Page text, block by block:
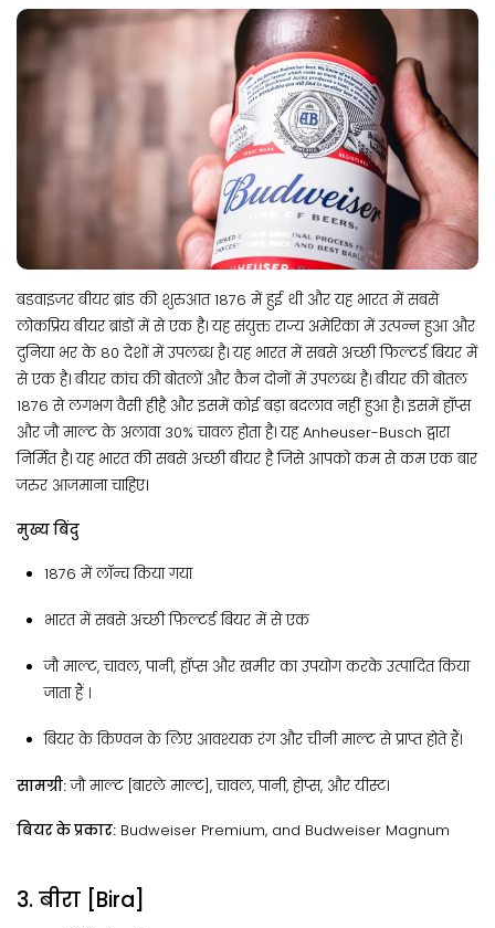
बडवाइजर बीयर ब्रांड की शुरुआत 1876 में हुई थी और यह भारत में सबसे
लोकप्रिय बीयर ब्रांडों में से एक है। यह संयुक्त राज्य अमेरिका में उत्पन्न हुआ और
दुनिया भर के 80 देशों में उपलब्ध है। यह भारत में सबसे अच्छी फिल्टर्ड बियर में
से एक है। बीयर कांच की बोतलों और कैन दोनों में उपलब्ध है। बीयर की बोतल
1876 से लगभग वैसी हीहै और इसमें कोई बड़ा बदलाव नहीं हुआ है। इसमें हॉप्स
और जौ माल्ट के अलावा 30% चावल होता है। यह Anheuser-Busch द्वारा
निर्मित है। यह भारत की सबसे अच्छी बीयर है जिसे आपको कम से कम एक बार
जरुर आजमाना चाहिए।
मुख्य बिंदु
1876 ​​में लॉन्च किया गया
भारत में सबसे अच्छी फ़िल्टर्ड बियर में से एक
जौ माल्ट, चावल, पानी, हॉप्स और खमीर का उपयोग करके उत्पादित किया
जाता हैं ।
बियर के किण्वन के लिए आवश्यक रंग और चीनी माल्ट से प्राप्त होते हैं।
सामग्री:जौ माल्ट [बारले माल्ट], चावल, पानी, होप्स, और यीस्ट।
बियर के प्रकार: Budweiser Premium, and Budweiser Magnum
3. बीरा [Bira]